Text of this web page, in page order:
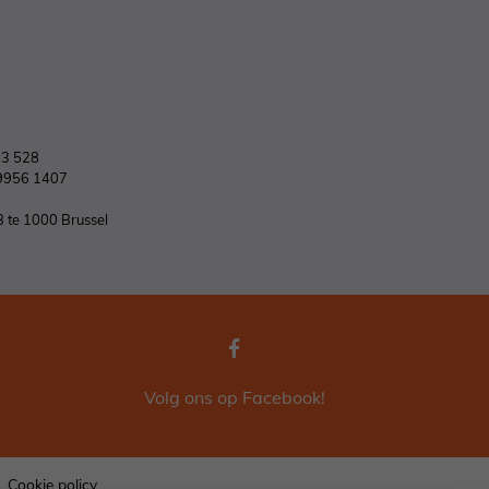
528
1407
te 1000 Brussel
Volg ons op Facebook!
Cookie policy